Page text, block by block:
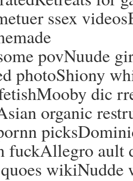
ssex
povNuude
photoShiony
dic
organic
fuckAllegro ault
wikiNudde